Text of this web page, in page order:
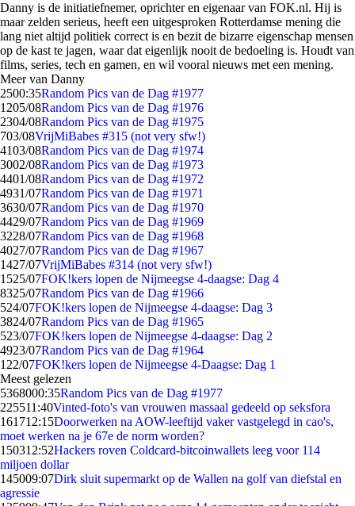
Danny is de initiatiefnemer, oprichter en eigenaar van FOK.nl. Hij is
maar zelden serieus, heeft een uitgesproken Rotterdamse mening die
lang niet altijd politiek correct is en bezit de bizarre eigenschap mensen
op de kast te jagen, waar dat eigenlijk nooit de bedoeling is. Houdt van
films, series, tech en gamen, en wil vooral nieuws met een mening.
Meer van Danny
2500:35Random Pics van de Dag #1977
1205/08Random Pics van de Dag #1976
2304/08Random Pics van de Dag #1975
703/08VrijMiBabes #315 (not very sfw!)
4103/08Random Pics van de Dag #1974
3002/08Random Pics van de Dag #1973
4401/08Random Pics van de Dag #1972
4931/07Random Pics van de Dag #1971
3630/07Random Pics van de Dag #1970
4429/07Random Pics van de Dag #1969
3228/07Random Pics van de Dag #1968
4027/07Random Pics van de Dag #1967
1427/07VrijMiBabes #314 (not very sfw!)
1525/07FOK!kers lopen de Nijmeegse 4-daagse: Dag 4
8325/07Random Pics van de Dag #1966
524/07FOK!kers lopen de Nijmeegse 4-daagse: Dag 3
3824/07Random Pics van de Dag #1965
523/07FOK!kers lopen de Nijmeegse 4-daagse: Dag 2
4923/07Random Pics van de Dag #1964
1 22/07FOK!kers lopen de Nijmeegse 4-Daagse: Dag 1
Meest gelezen
5368000:35Random Pics van de Dag #1977
225511:40Vinted-foto's van vrouwen massaal gedeeld op seksfora
161712:15Doorwerken na AOW-leeftijd vaker vastgelegd in cao's,
moet werken na je 67e de norm worden?
150312:52Hackers roven Coldcard-bitcoinwallets leeg voor 114
miljoen dollar
145009:07Dirk sluit supermarkt op de Wallen na golf van diefstal en
agressie